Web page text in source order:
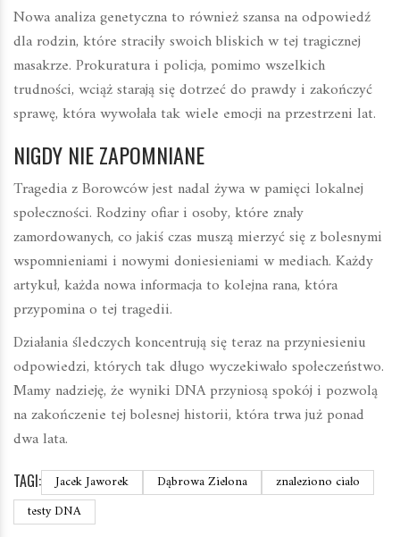
Nowa analiza genetyczna to również szansa na odpowiedź
dla rodzin, które straciły swoich bliskich w tej tragicznej
masakrze. Prokuratura i policja, pomimo wszelkich
trudności, wciąż starają się dotrzeć do prawdy i zakończyć
sprawę, która wywołała tak wiele emocji na przestrzeni lat.
NIGDY NIE ZAPOMNIANE
Tragedia z Borowców jest nadal żywa w pamięci lokalnej
społeczności. Rodziny ofiar i osoby, które znały
zamordowanych, co jakiś czas muszą mierzyć się z bolesnymi
wspomnieniami i nowymi doniesieniami w mediach. Każdy
artykuł, każda nowa informacja to kolejna rana, która
przypomina o tej tragedii.
Działania śledczych koncentrują się teraz na przyniesieniu
odpowiedzi, których tak długo wyczekiwało społeczeństwo.
Mamy nadzieję, że wyniki DNA przyniosą spokój i pozwolą
na zakończenie tej bolesnej historii, która trwa już ponad
dwa lata.
TAGI: Jacek Jaworek Dąbrowa Zielona
znaleziono ciało
testy DNA